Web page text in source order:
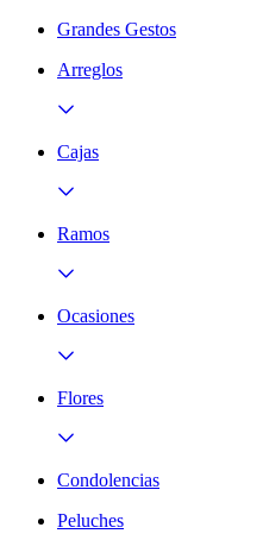
Grandes Gestos
Arreglos
Cajas
Ramos
Ocasiones
Flores
Condolencias
Peluches